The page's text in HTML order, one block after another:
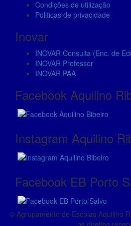
Condições de utilização
Politicas de privacidade
Inovar
INOVAR Consulta (Enc. de
INOVAR Professor
INOVAR PAA
Facebook Aquilino
Instagram Aquilino
Facebook EB Porto
© Agrupamento de Escolas Aquilino
os direitos
Marketing
By sharing
your
interests
you visit our
site, you
increase the
personalized
content and
offers.